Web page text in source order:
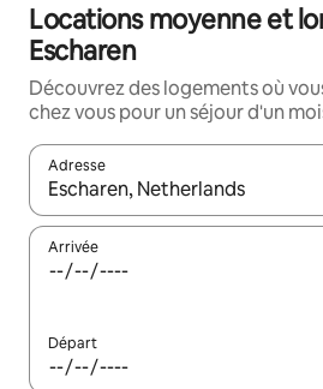
Locations moyenne et
Escharen
Découvrez des logements où
chez vous pour un séjour d'un
Adresse
Lorsque les résultats s'affichent,
Arrivée
Départ